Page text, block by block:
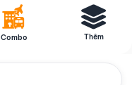
Combo Thêm